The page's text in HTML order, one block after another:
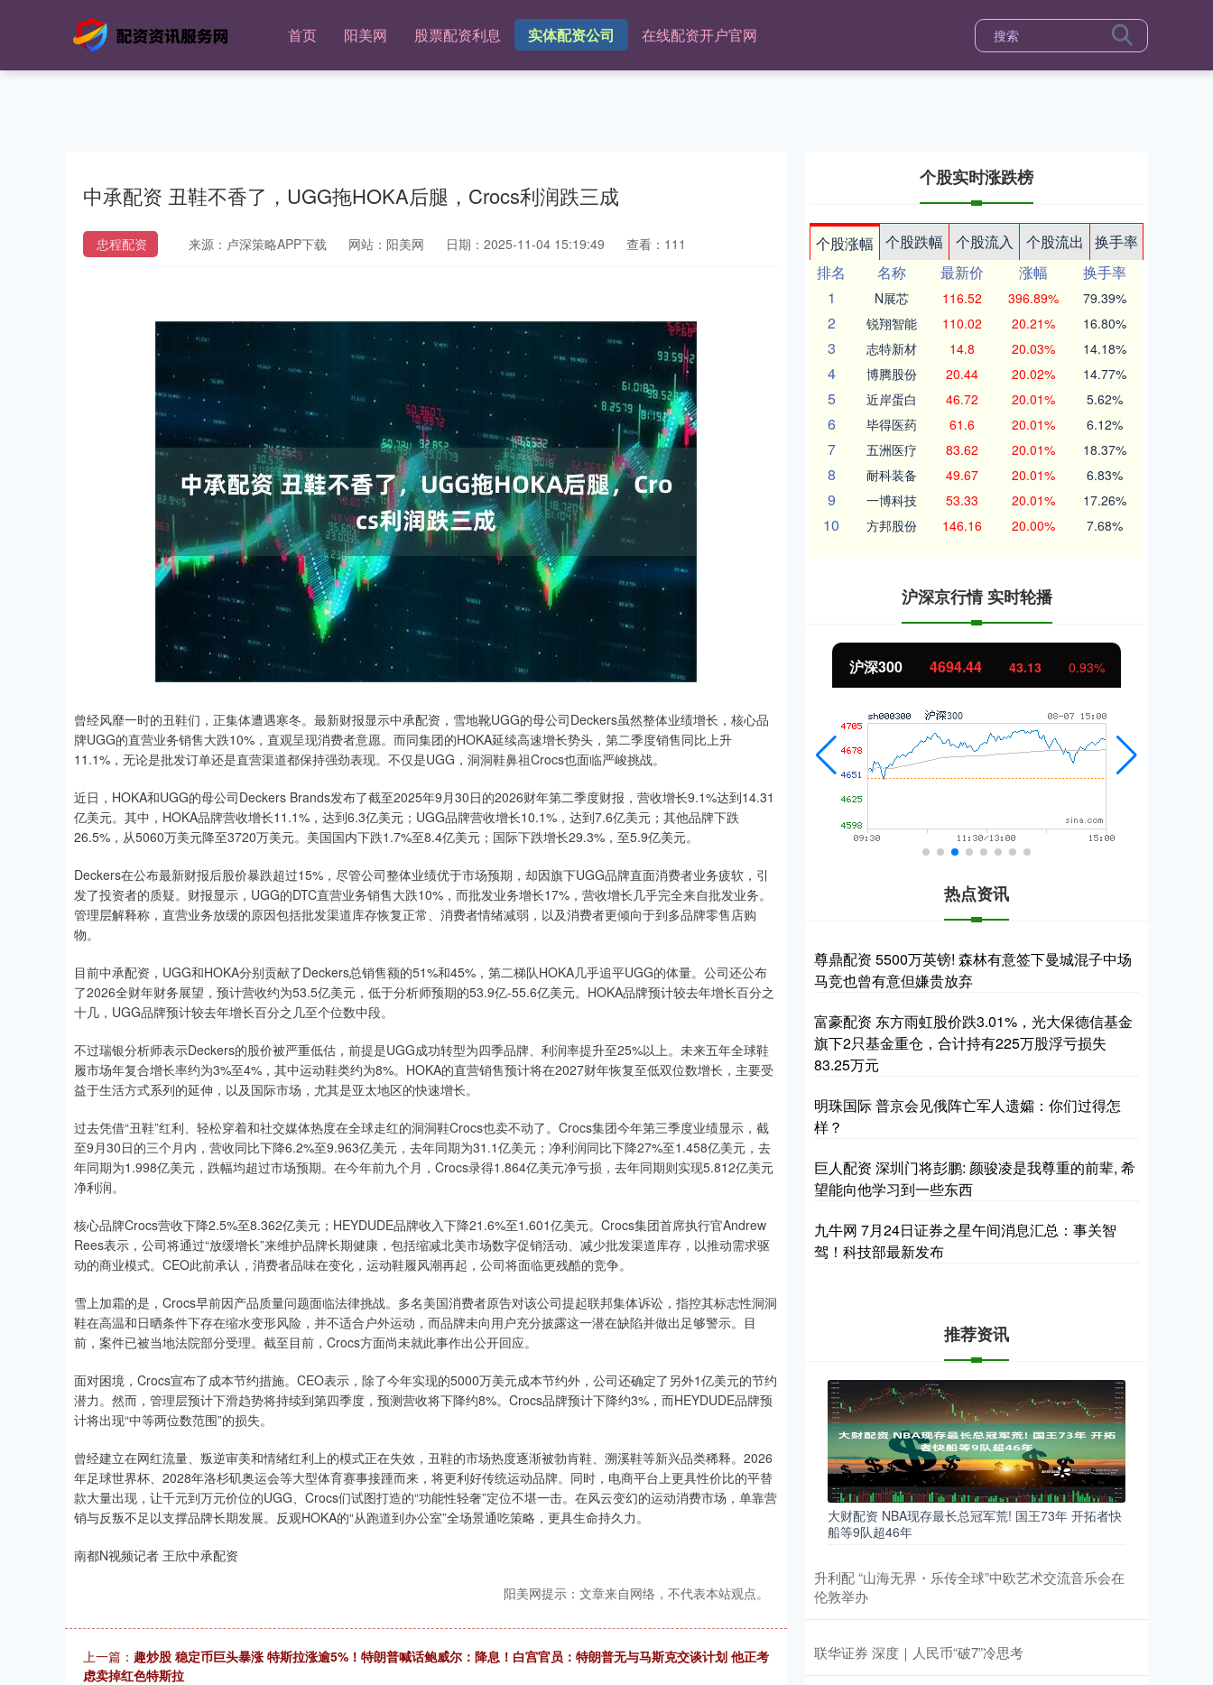
首页 阳美网 股票配资利息 实体配资公司 在线配资开户官网
中承配资 丑鞋不香了，UGG拖HOKA后腿，Crocs利润跌三成
忠程配资 来源：卢深策略APP下载 网站：阳美网 日期：2025-11-04 15:19:49 查看：111
曾经风靡一时的丑鞋们，正集体遭遇寒冬。最新财报显示中承配资，雪地靴UGG的母公司Deckers虽然整体业绩增长，核心品
牌UGG的直营业务销售大跌10%，直观呈现消费者意愿。而同集团的HOKA延续高速增长势头，第二季度销售同比上升
11.1%，无论是批发订单还是直营渠道都保持强劲表现。不仅是UGG，洞洞鞋鼻祖Crocs也面临严峻挑战。
近日，HOKA和UGG的母公司Deckers Brands发布了截至2025年9月30日的2026财年第二季度财报，营收增长9.1%达到14.31
亿美元。其中，HOKA品牌营收增长11.1%，达到6.3亿美元；UGG品牌营收增长10.1%，达到7.6亿美元；其他品牌下跌
26.5%，从5060万美元降至3720万美元。美国国内下跌1.7%至8.4亿美元；国际下跌增长29.3%，至5.9亿美元。
Deckers在公布最新财报后股价暴跌超过15%，尽管公司整体业绩优于市场预期，却因旗下UGG品牌直面消费者业务疲软，引
发了投资者的质疑。财报显示，UGG的DTC直营业务销售大跌10%，而批发业务增长17%，营收增长几乎完全来自批发业务。
管理层解释称，直营业务放缓的原因包括批发渠道库存恢复正常、消费者情绪减弱，以及消费者更倾向于到多品牌零售店购
物。
目前中承配资，UGG和HOKA分别贡献了Deckers总销售额的51%和45%，第二梯队HOKA几乎追平UGG的体量。公司还公布
了2026全财年财务展望，预计营收约为53.5亿美元，低于分析师预期的53.9亿-55.6亿美元。HOKA品牌预计较去年增长百分之
十几，UGG品牌预计较去年增长百分之几至个位数中段。
不过瑞银分析师表示Deckers的股价被严重低估，前提是UGG成功转型为四季品牌、利润率提升至25%以上。未来五年全球鞋
履市场年复合增长率约为3%至4%，其中运动鞋类约为8%。HOKA的直营销售预计将在2027财年恢复至低双位数增长，主要受
益于生活方式系列的延伸，以及国际市场，尤其是亚太地区的快速增长。
过去凭借“丑鞋”红利、轻松穿着和社交媒体热度在全球走红的洞洞鞋Crocs也卖不动了。Crocs集团今年第三季度业绩显示，截
至9月30日的三个月内，营收同比下降6.2%至9.963亿美元，去年同期为31.1亿美元；净利润同比下降27%至1.458亿美元，去
年同期为1.998亿美元，跌幅均超过市场预期。在今年前九个月，Crocs录得1.864亿美元净亏损，去年同期则实现5.812亿美元
净利润。
核心品牌Crocs营收下降2.5%至8.362亿美元；HEYDUDE品牌收入下降21.6%至1.601亿美元。Crocs集团首席执行官Andrew
Rees表示，公司将通过“放缓增长”来维护品牌长期健康，包括缩减北美市场数字促销活动、减少批发渠道库存，以推动需求驱
动的商业模式。CEO此前承认，消费者品味在变化，运动鞋履风潮再起，公司将面临更残酷的竞争。
雪上加霜的是，Crocs早前因产品质量问题面临法律挑战。多名美国消费者原告对该公司提起联邦集体诉讼，指控其标志性洞洞
鞋在高温和日晒条件下存在缩水变形风险，并不适合户外运动，而品牌未向用户充分披露这一潜在缺陷并做出足够警示。目
前，案件已被当地法院部分受理。截至目前，Crocs方面尚未就此事作出公开回应。
面对困境，Crocs宣布了成本节约措施。CEO表示，除了今年实现的5000万美元成本节约外，公司还确定了另外1亿美元的节约
潜力。然而，管理层预计下滑趋势将持续到第四季度，预测营收将下降约8%。Crocs品牌预计下降约3%，而HEYDUDE品牌预
计将出现“中等两位数范围”的损失。
曾经建立在网红流量、叛逆审美和情绪红利上的模式正在失效，丑鞋的市场热度逐渐被勃肯鞋、溯溪鞋等新兴品类稀释。2026
年足球世界杯、2028年洛杉矶奥运会等大型体育赛事接踵而来，将更利好传统运动品牌。同时，电商平台上更具性价比的平替
款大量出现，让千元到万元价位的UGG、Crocs们试图打造的“功能性轻奢”定位不堪一击。在风云变幻的运动消费市场，单靠营
销与反叛不足以支撑品牌长期发展。反观HOKA的“从跑道到办公室”全场景通吃策略，更具生命持久力。
南都N视频记者 王欣中承配资
阳美网提示：文章来自网络，不代表本站观点。
上一篇： 趣炒股 稳定币巨头暴涨 特斯拉涨逾5%！特朗普喊话鲍威尔：降息！白宫官员：特朗普无与马斯克交谈计划 他正考
虑卖掉红色特斯拉
个股实时涨跌榜
个股涨幅 个股跌幅 个股流入 个股流出
换手率
排名
名称 最新价 涨幅
换手率
1
N展芯 116.52 396.89% 79.39%
2 锐翔智能 110.02 20.21% 16.80%
3 志特新材 14.8 20.03% 14.18%
4 博腾股份 20.44 20.02% 14.77%
5 近岸蛋白 46.72 20.01% 5.62%
6 毕得医药 61.6 20.01% 6.12%
7 五洲医疗 83.62 20.01% 18.37%
8 耐科装备 49.67 20.01% 6.83%
9 一博科技 53.33 20.01% 17.26%
10 方邦股份 146.16 20.00% 7.68%
沪深京行情 实时轮播
上证指数 3940.04 1.02% 深证成指 14311.01 沪深300 4694.44 43.13 0.93%
热点资讯
尊鼎配资 5500万英镑! 森林有意签下曼城混子中场
马竞也曾有意但嫌贵放弃
富豪配资 东方雨虹股价跌3.01%，光大保德信基金
旗下2只基金重仓，合计持有225万股浮亏损失
83.25万元
明珠国际 普京会见俄阵亡军人遗孀：你们过得怎
样？
巨人配资 深圳门将彭鹏: 颜骏凌是我尊重的前辈, 希
望能向他学习到一些东西
九牛网 7月24日证券之星午间消息汇总：事关智
驾！科技部最新发布
推荐资讯
大财配资 NBA现存最长总冠军荒! 国王73年 开拓者快
船等9队超46年
升利配 “山海无界・乐传全球”中欧艺术交流音乐会在
伦敦举办
联华证券 深度｜人民币“破7”冷思考